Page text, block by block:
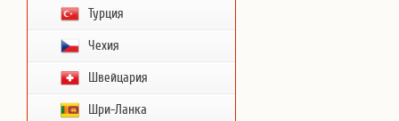
Турция
Чехия
Швейцария
Шри-Ланка